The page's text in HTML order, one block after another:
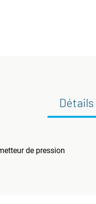
Détails
de pression